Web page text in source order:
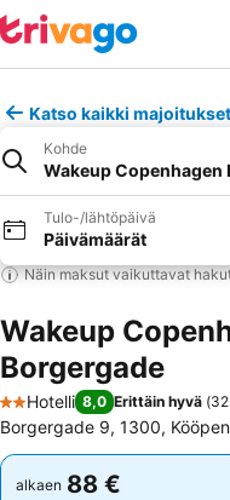
Katso kaikki
Kohde
Wakeup Copenhagen
Tulo-/lähtöpäivä
Päivämäärät
Näin maksut vaikuttavat
Wakeup
Borgergade
2 Tähtiluokitus
Hotelli 8,0 Erittäin hyvä (
Borgergade 9, 1300,
alkaen 88 €
alkaen 88 €